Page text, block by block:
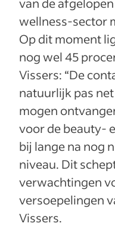
wellness-sector
Op dit moment
nog wel 45
Vissers: “De
natuurlijk pas
mogen
voor de beauty-
bij lange na nog
niveau. Dit
verwachtingen
versoepelingen
Vissers.